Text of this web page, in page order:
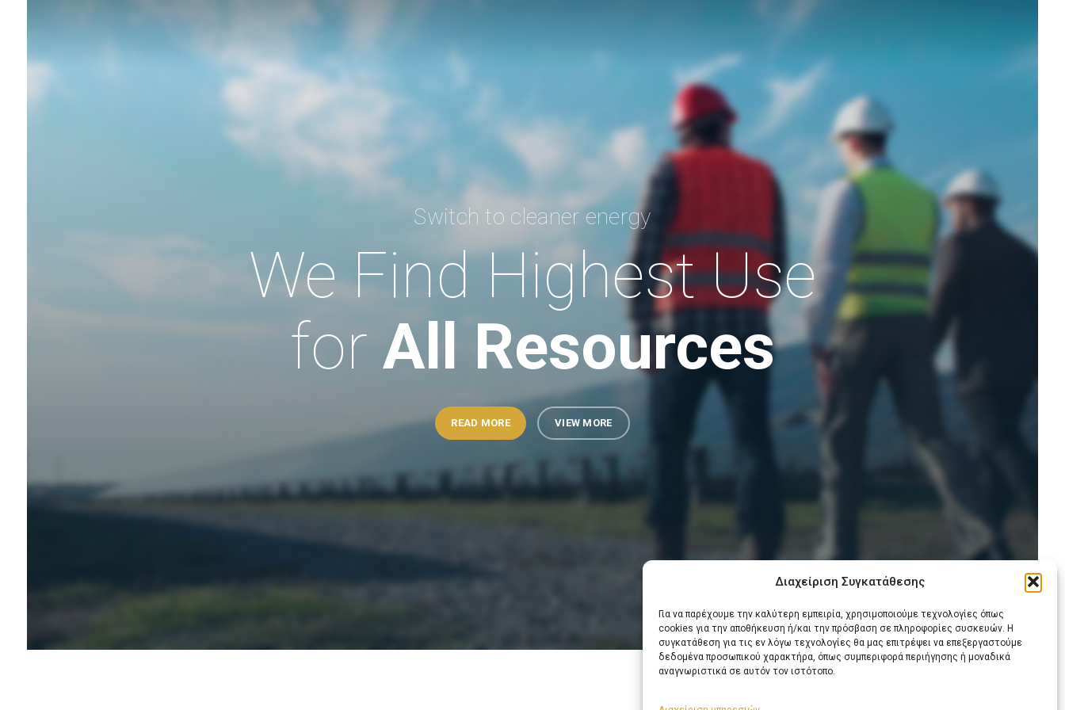
Διαχείριση Συγκατάθεσης
Για να παρέχουμε την καλύτερη εμπειρία, χρησιμοποιούμε τεχνολογίες όπως
cookies για την αποθήκευση ή/και την πρόσβαση σε πληροφορίες συσκευών. Η
συγκατάθεση για τις εν λόγω τεχνολογίες θα μας επιτρέψει να επεξεργαστούμε
δεδομένα προσωπικού χαρακτήρα, όπως συμπεριφορά περιήγησης ή μοναδικά
αναγνωριστικά σε αυτόν τον ιστότοπο.
Switch to cleaner energy
We Find Highest Use
for All Resources
READ MORE VIEW MORE